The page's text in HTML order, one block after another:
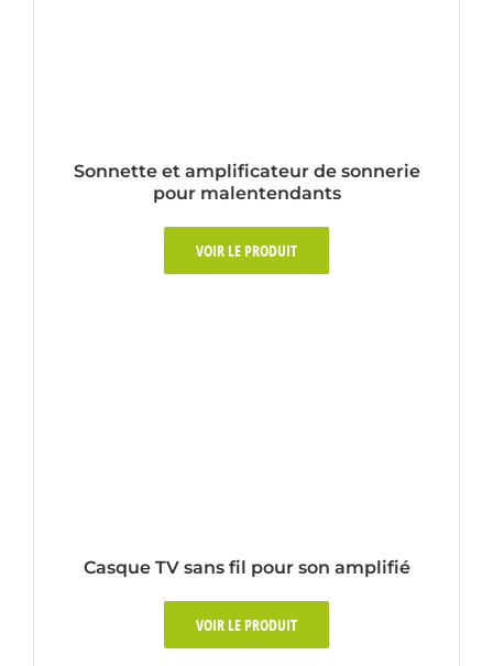
Sonnette et amplificateur de sonnerie
pour malentendants
VOIR LE PRODUIT
Casque TV sans fil pour son amplifié
VOIR LE PRODUIT